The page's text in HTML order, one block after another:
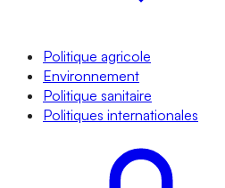
Politique agricole
Environnement
Politique sanitaire
Politiques internationales